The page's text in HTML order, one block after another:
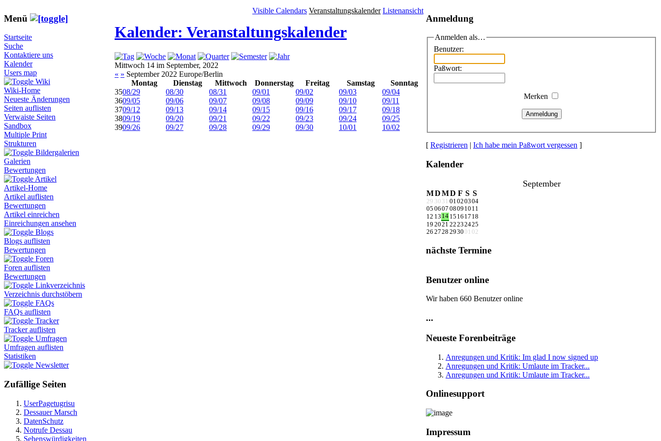
Menü
Startseite
Suche
Kontaktiere uns
Kalender
Users map
Wiki
Wiki-Home
Neueste Änderungen
Seiten auflisten
Verwaiste Seiten
Sandbox
Multiple Print
Strukturen
Bildergalerien
Galerien
Bewertungen
Artikel
Artikel-Home
Artikel auflisten
Bewertungen
Artikel einreichen
Einreichungen ansehen
Blogs
Blogs auflisten
Bewertungen
Foren
Foren auflisten
Bewertungen
Linkverzeichnis
Verzeichnis durchstöbern
FAQs
FAQs auflisten
Tracker
Tracker auflisten
Umfragen
Umfragen auflisten
Statistiken
Newsletter
Zufällige Seiten
UserPagetugrisu
Dessauer Marsch
DatenSchutz
Notrufe Dessau
Sehenswürdigkeiten
Visible Calendars Veranstaltungskalender Listenansicht
Kalender: Veranstaltungskalender
Mittwoch 14 im September, 2022
« » September 2022 Europe/Berlin
Montag
Dienstag Mittwoch Donnerstag Freitag Samstag
Sonntag
3508/29 08/30 08/31 09/01 09/02 09/03
09/04
3609/05 09/06 09/07 09/08 09/09 09/10
09/11
3709/12 09/13 09/14 09/15 09/16 09/17
09/18
3809/19 09/20 09/21 09/22 09/23 09/24
09/25
3909/26 09/27 09/28 09/29 09/30 10/01 10/02
Anmeldung
Anmelden als…
Benutzer:
Paßwort:
Merken
Anmeldung
[ Registrieren | Ich habe mein Paßwort vergessen ]
Kalender
September
MDMD F S S
29 30 31 01020304
05 0607 0809 10 11
12 13 14 15 16 17 18
19 2021 22232425
26 2728 2930 01 02
nächste Termine
Benutzer online
Wir haben 660 Benutzer online
...
Neueste Forenbeiträge
Anregungen und Kritik: Im glad I now signed up
Anregungen und Kritik: Umlaute im Tracker...
Anregungen und Kritik: Umlaute im Tracker...
Onlinesupport
Impressum